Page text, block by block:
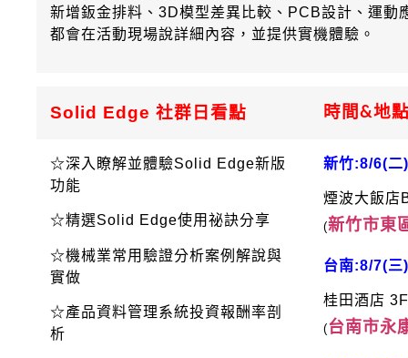
新增鈑金排料、3D模型差異比較、PCB設計、運動
都會在活動現場說詳細內容，並提供實機體驗。
Solid Edge 社群日看點 時間&地
☆深入瞭解並體驗Solid Edge新版
功能
☆精選Solid Edge使用祕訣分享
☆機械業常用驗證分析案例解說與
實做
☆產品資料管理系統投資報酬率剖
析
新竹:8/6(
煙波大飯店
(新竹市東
台南:8/7(
桂田酒店
(台南市永